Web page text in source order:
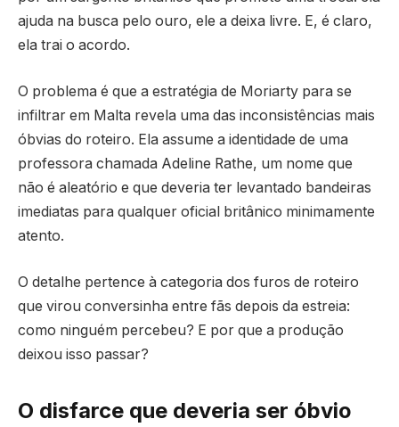
ajuda na busca pelo ouro, ele a deixa livre. E, é claro,
ela trai o acordo.
O problema é que a estratégia de Moriarty para se
infiltrar em Malta revela uma das inconsistências mais
óbvias do roteiro. Ela assume a identidade de uma
professora chamada Adeline Rathe, um nome que
não é aleatório e que deveria ter levantado bandeiras
imediatas para qualquer oficial britânico minimamente
atento.
O detalhe pertence à categoria dos furos de roteiro
que virou conversinha entre fãs depois da estreia:
como ninguém percebeu? E por que a produção
deixou isso passar?
O disfarce que deveria ser óbvio